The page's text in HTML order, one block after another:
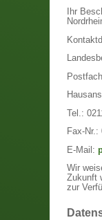
Ihr
Tel.:
Fax-Nr.:
E-Mail:
Wir
Zukunft
zur